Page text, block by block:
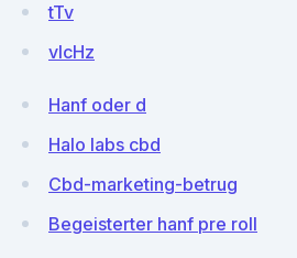
tTv
vlcHz
Hanf oder d
Halo labs cbd
Cbd-marketing-betrug
Begeisterter hanf pre roll